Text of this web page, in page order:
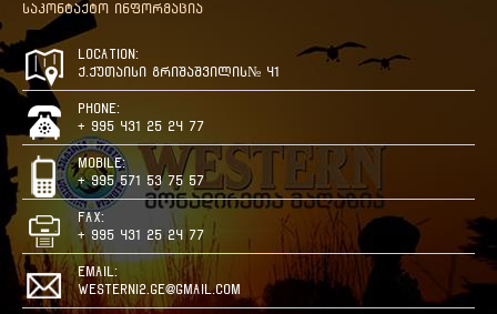
საკონტაქტო ინფორმაცია
Location:
ქ.ქუთაისი გრიშაშვილის№ 41
Phone:
+ 995 431 25 24 77
Mobile:
+ 995 571 53 75 57
Fax:
+ 995 431 25 24 77
Email:
westerni2.ge@gmail.com